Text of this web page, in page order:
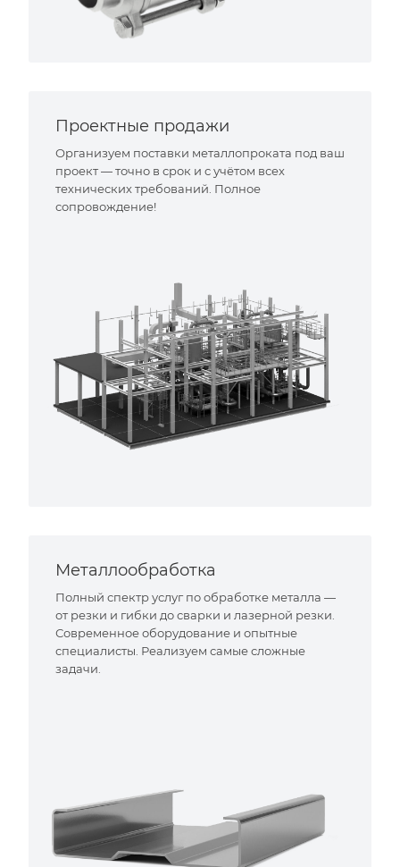
Проектные продажи
Организуем поставки металлопроката под ваш
проект — точно в срок и с учётом всех
технических требований. Полное
сопровождение!
Металлообработка
Полный спектр услуг по обработке металла —
от резки и гибки до сварки и лазерной резки.
Современное оборудование и опытные
специалисты. Реализуем самые сложные
задачи.